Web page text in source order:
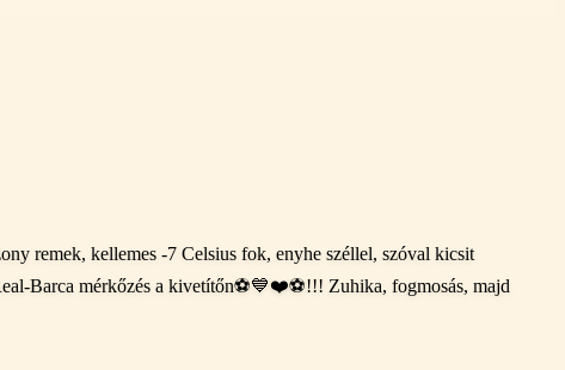
remek, kellemes -7 Celsius fok, enyhe széllel, szóval kicsit
Barca mérkőzés a kivetítőn⚽️💙❤️⚽️!!! Zuhika, fogmosás, majd